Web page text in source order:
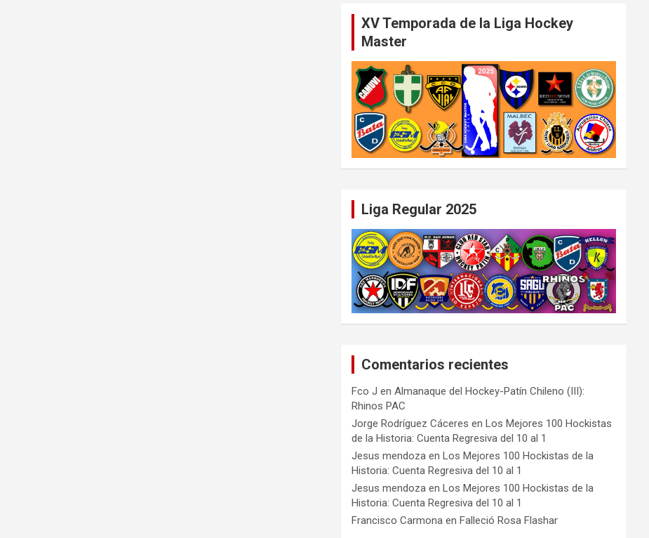
XV Temporada de la Liga Hockey
Master
Liga Regular 2025
Comentarios recientes
Fco J enAlmanaque del Hockey-Patín Chileno (III):
Rhinos PAC
Jorge Rodríguez Cáceres enLos Mejores 100 Hockistas
de la Historia: Cuenta Regresiva del 10 al 1
Jesus mendoza enLos Mejores 100 Hockistas de la
Historia: Cuenta Regresiva del 10 al 1
Jesus mendoza enLos Mejores 100 Hockistas de la
Historia: Cuenta Regresiva del 10 al 1
Francisco Carmona enFalleció Rosa Flashar